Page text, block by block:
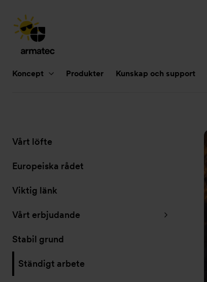
Koncept Produkter Kunskap och support
för
Vårt löfte
Europeiska rådet
Viktig länk
Vårt erbjudande
Stabil grund
Ständigt arbete